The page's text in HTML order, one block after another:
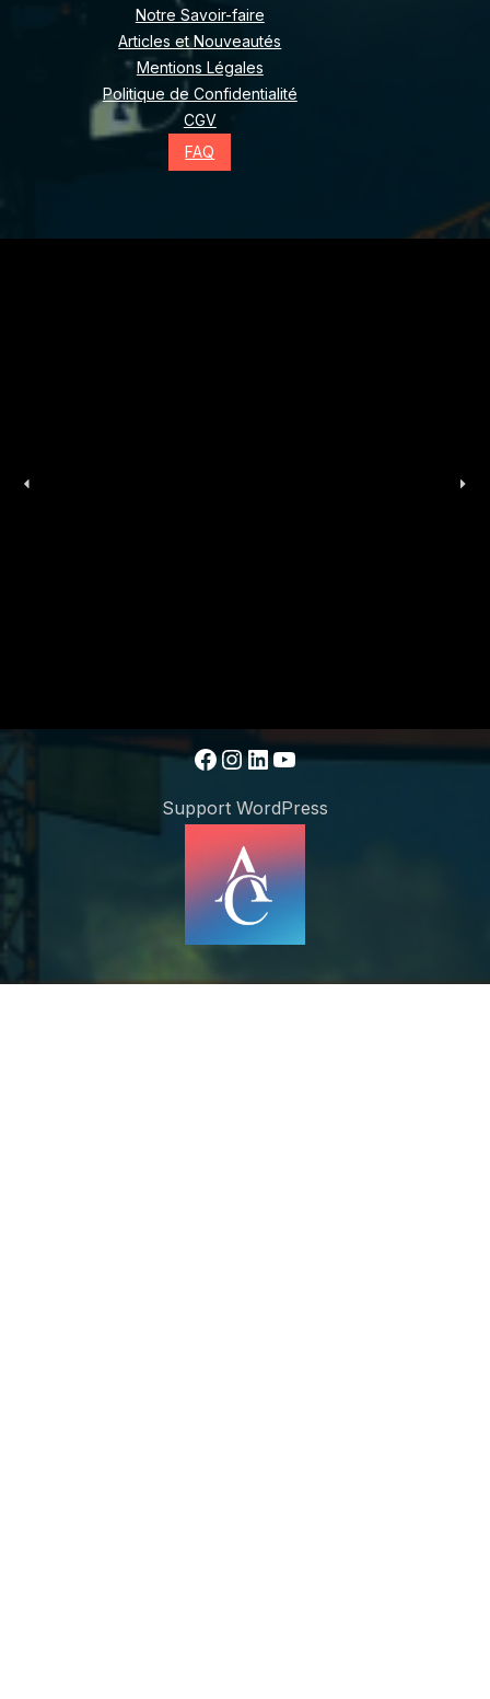
Notre Savoir-faire
Articles et Nouveautés
Mentions Légales
Politique de Confidentialité
CGV
FAQ
Facebook
Instagram
LinkedIn
YouTube
Support WordPress